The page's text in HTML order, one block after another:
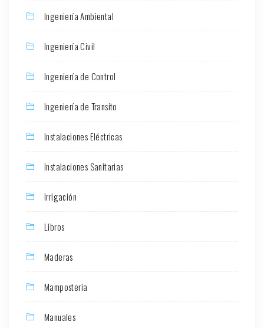
Ingeniería Ambiental
Ingeniería Civil
Ingeniería de Control
Ingeniería de Transito
Instalaciones Eléctricas
Instalaciones Sanitarias
Irrigación
Libros
Maderas
Mamposteria
Manuales